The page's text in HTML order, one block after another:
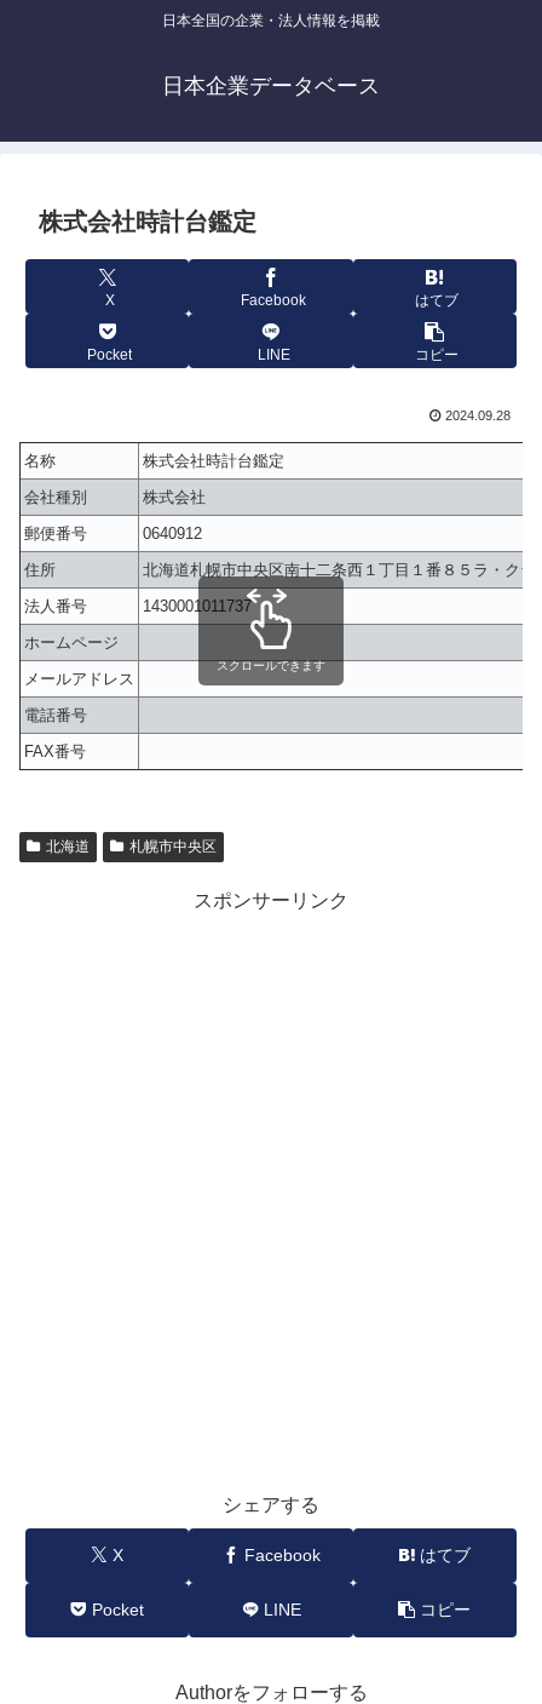
日本全国の企業・法人情報を掲載
日本企業データベース
株式会社時計台鑑定
X Facebook はてブ
Pocket LINE コピー
2024.09.28
名称
株式会社時計台鑑定
会社種別
株式会社
郵便番号
0640912
住所
北海道札幌市中央区南十二条西１丁目１番８５ラ・ク
法人番号
1430001011737
ホームページ
メールアドレス
電話番号
FAX番号
スクロールできます
北海道 札幌市中央区
スポンサーリンク
シェアする
X Facebook はてブ
Pocket LINE コピー
Authorをフォローする